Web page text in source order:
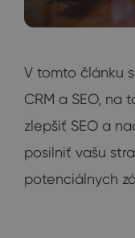
V tomto článku
CRM a SEO, na
zlepšiť SEO a
posilniť vašu
potenciálnych